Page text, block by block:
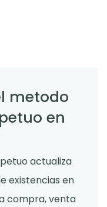
metodo
en
actualiza
existencias en
compra, venta